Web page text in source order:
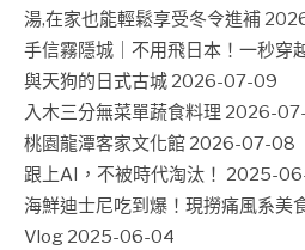
湯,在家也能輕鬆享受冬令進補
手信霧隱城｜不用飛日本！一秒穿
與天狗的日式古城 2026-07-09
入木三分無菜單蔬食料理 2026-
桃園龍潭客家文化館 2026-07-08
跟上AI，不被時代淘汰！ 2025-
海鮮迪士尼吃到爆！現撈痛風系美
Vlog 2025-06-04